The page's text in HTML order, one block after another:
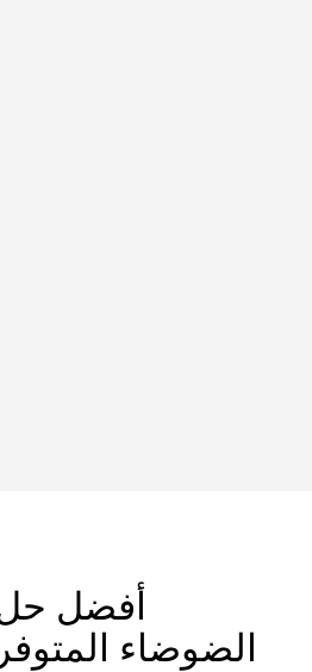
أفضل
الضوضاء